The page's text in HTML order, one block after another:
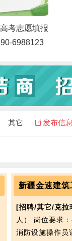
考志愿填报
6988123
其它 发布信息
新疆金速建筑
[招聘/其它/克拉
人） 岗位要求
消防设施操作员